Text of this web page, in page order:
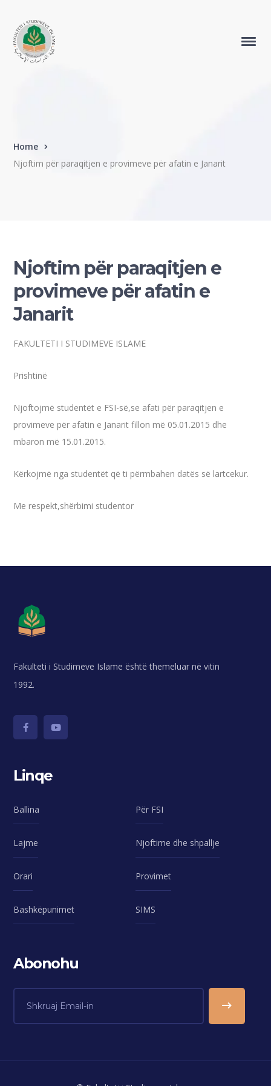
Home
Njoftim për paraqitjen e provimeve për afatin e Janarit
Njoftim për paraqitjen e
provimeve për afatin e
Janarit
FAKULTETI I STUDIMEVE ISLAME
Prishtinë
Njoftojmë studentët e FSI-së,se afati për paraqitjen e
provimeve për afatin e Janarit fillon më 05.01.2015 dhe
mbaron më 15.01.2015.
Kërkojmë nga studentët që ti përmbahen datës së lartcekur.
Me respekt,shërbimi studentor
Fakulteti i Studimeve Islame është themeluar në vitin
1992.
Linqe
Ballina Për FSI
Lajme Njoftime dhe shpallje
Orari Provimet
Bashkëpunimet SIMS
Abonohu